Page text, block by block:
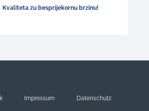
Kvaliteta zu besprijekornu brzinu!
Impressum Datenschutz